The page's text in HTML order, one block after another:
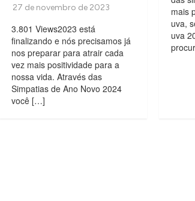
3.801 Views2023 está
finalizando e nós precisamos já
nos preparar para atrair cada
vez mais positividade para a
nossa vida. Através das
Simpatias de Ano Novo 2024
você […]
mais
uva,
uva